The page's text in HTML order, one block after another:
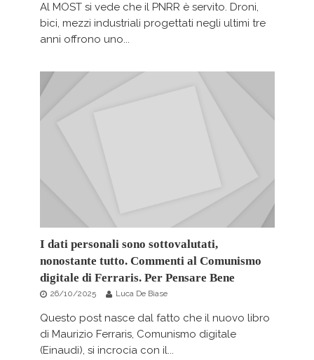
Al MOST si vede che il PNRR è servito. Droni,
bici, mezzi industriali progettati negli ultimi tre
anni offrono uno...
I dati personali sono sottovalutati,
nonostante tutto. Commenti al Comunismo
digitale di Ferraris. Per Pensare Bene
26/10/2025 Luca De Biase
Questo post nasce dal fatto che il nuovo libro
di Maurizio Ferraris, Comunismo digitale
(Einaudi), si incrocia con il...